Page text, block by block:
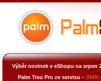
Výběr novinek v eShopu na srpen
Palm Treo Pro ze servisu –